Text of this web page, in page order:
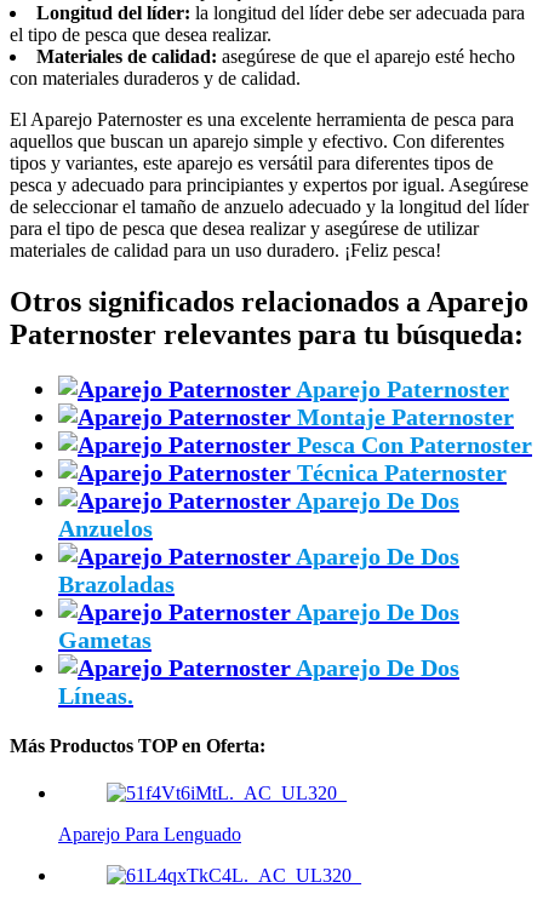
Longitud del líder: la longitud del líder debe ser adecuada para
el tipo de pesca que desea realizar.
Materiales de calidad: asegúrese de que el aparejo esté hecho
con materiales duraderos y de calidad.
El Aparejo Paternoster es una excelente herramienta de pesca para
aquellos que buscan un aparejo simple y efectivo. Con diferentes
tipos y variantes, este aparejo es versátil para diferentes tipos de
pesca y adecuado para principiantes y expertos por igual. Asegúrese
de seleccionar el tamaño de anzuelo adecuado y la longitud del líder
para el tipo de pesca que desea realizar y asegúrese de utilizar
materiales de calidad para un uso duradero. ¡Feliz pesca!
Otros significados relacionados a Aparejo
Paternoster relevantes para tu búsqueda:
Aparejo Paternoster
Montaje Paternoster
Pesca Con Paternoster
Técnica Paternoster
Aparejo De Dos
Anzuelos
Aparejo De Dos
Brazoladas
Aparejo De Dos
Gametas
Aparejo De Dos
Líneas.
Más Productos TOP en Oferta:
Aparejo Para Lenguado